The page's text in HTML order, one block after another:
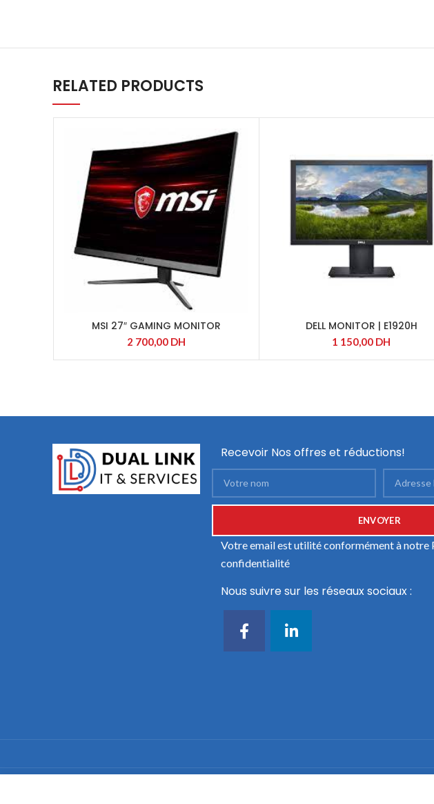
RELATED PRODUCTS
MSI 27″ GAMING MONITOR
2 700,00 DH
DELL MONITOR | E1920H
1 150,00 DH
Recevoir Nos offres et réductions!
Votre email est utilité conformément à notre
confidentialité
Nous suivre sur les réseaux sociaux :